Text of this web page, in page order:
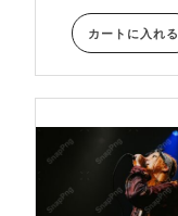
カートに入れる